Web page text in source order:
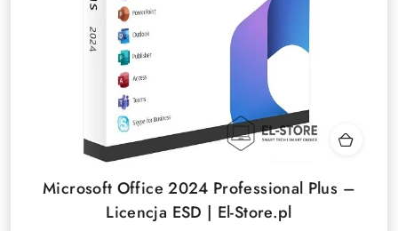
Microsoft Office 2024 Professional Plus –
Licencja ESD | El-Store.pl